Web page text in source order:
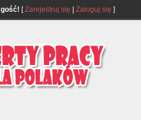
gość! [Zarejestruj się Zaloguj się ]